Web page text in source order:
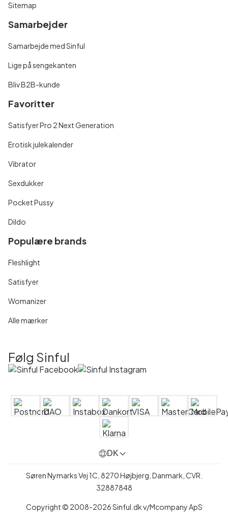
Sitemap
Samarbejder
Samarbejde med Sinful
Lige på sengekanten
Bliv B2B-kunde
Favoritter
Satisfyer Pro 2 Next Generation
Erotisk julekalender
Vibrator
Sexdukker
Pocket Pussy
Dildo
Populære brands
Fleshlight
Satisfyer
Womanizer
Alle mærker
Følg Sinful
DK
Søren Nymarks Vej 1C, 8270 Højbjerg, Danmark, CVR.
32887848
Copyright © 2008-2026 Sinful.dk v/Mcompany ApS